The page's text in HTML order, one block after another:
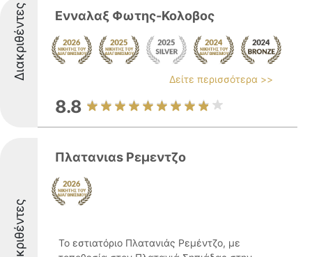
Διακριθέντες Ενναλαξ Φωτης-Κολοβος
Δείτε περισσότερα >>
8.8
Διακριθέντες
Πλατανιαs Ρεμεντζο
Το εστιατόριο Πλατανιάς Ρεμέντζο, με